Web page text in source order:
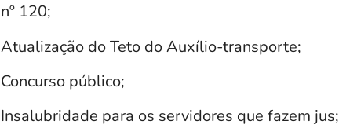
nº 120;
Atualização do Teto do Auxílio-transporte;
Concurso público;
Insalubridade para os servidores que fazem jus;